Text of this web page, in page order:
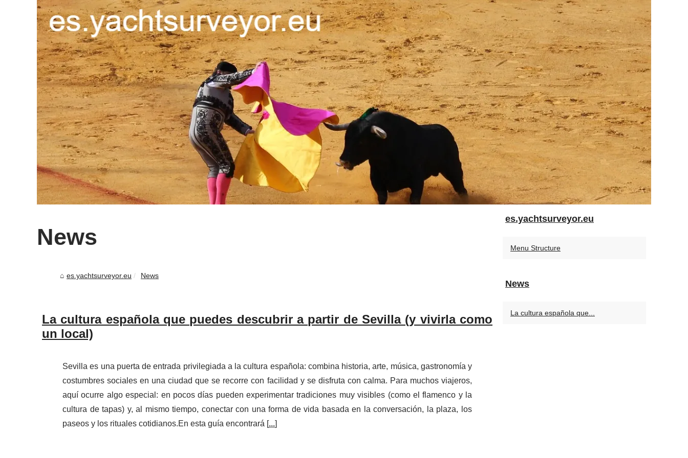
News
es.yachtsurveyor.eu News
La cultura española que puedes descubrir a partir de Sevilla (y vivirla como
un local)
Sevilla es una puerta de entrada privilegiada a la cultura española: combina historia, arte, música, gastronomía y
costumbres sociales en una ciudad que se recorre con facilidad y se disfruta con calma. Para muchos viajeros,
aquí ocurre algo especial: en pocos días pueden experimentar tradiciones muy visibles (como el flamenco y la
cultura de tapas) y, al mismo tiempo, conectar con una forma de vida basada en la conversación, la plaza, los
paseos y los rituales cotidianos.En esta guía encontrará [...]
es.yachtsurveyor.eu
Menu Structure
News
La cultura española que...